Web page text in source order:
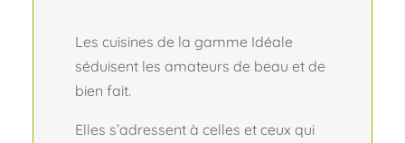
Les cuisines de la gamme Idéale
séduisent les amateurs de beau et de
bien fait.
Elles s’adressent à celles et ceux qui